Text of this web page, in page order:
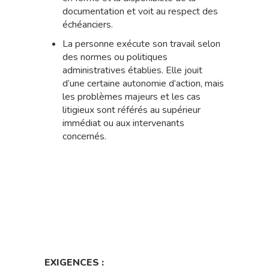
documentation et voit au respect des
échéanciers.
La personne exécute son travail selon
des normes ou politiques
administratives établies. Elle jouit
d’une certaine autonomie d’action, mais
les problèmes majeurs et les cas
litigieux sont référés au supérieur
immédiat ou aux intervenants
concernés.
EXIGENCES :